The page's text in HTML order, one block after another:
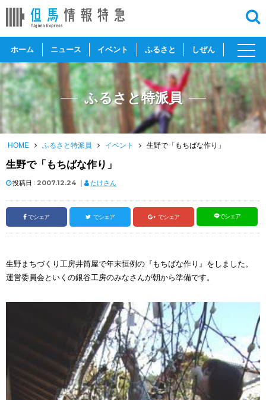
ホーム ニュース イベント ふるさと しぜん
toggle
ふるさと特派員
HOME ふるさと特派員 イベント 生野で「もちばな作り」
生野で「もちばな作り」
投稿日 : 2007.12.24 ｜ たけさん
でシェア でシェア でシェア でシェア
生野まちづくり工房井筒屋で年末恒例の『もちばな作り』をしました。
運営委員会といくの銀谷工房のみなさんが朝から準備です。